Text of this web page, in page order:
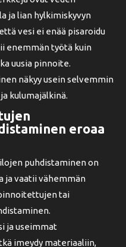
ja lian hylkimiskyvyn
vesi ei enää pisaroidu
enemmän työtä kuin
uusia pinnoite.
näkyy usein selvemmin
kulumajälkinä.
eroaa
puhdistaminen on
ja vaatii vähemmän
tai
ja useimmat
imeydy materiaaliin,